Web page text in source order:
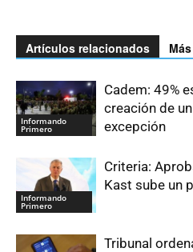
Artículos relacionados
Informando
Primero
Cadem: 49%
creación de
excepción
Informando
Primero
Criteria:
Kast sube un
Tribunal